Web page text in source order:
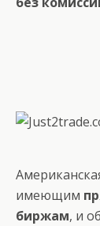
имеющим
биржам, и